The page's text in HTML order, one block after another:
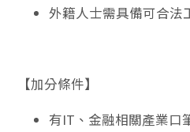
外籍人士需具備可合法
【加分條件】
有IT、金融相關產業口